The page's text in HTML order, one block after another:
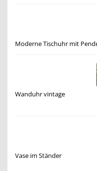
Moderne Tischuhr mit
Wanduhr vintage
Vase im Ständer